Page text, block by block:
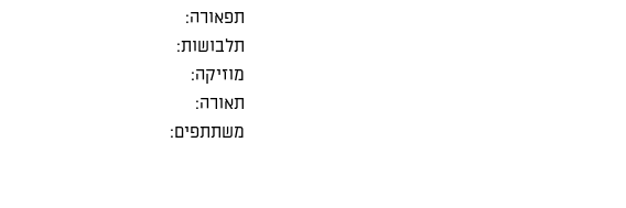
תפאורה:
תלבושות:
מוזיקה:
תאורה:
משתתפים: